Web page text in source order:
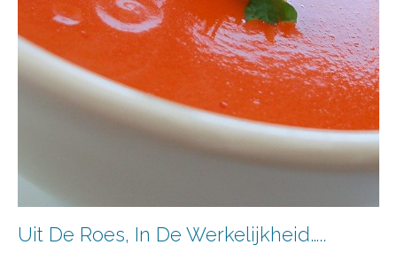
Uit De Roes, In De Werkelijkheid…..